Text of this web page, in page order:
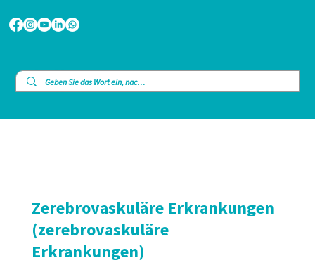
Zerebrovaskuläre Erkrankungen
(zerebrovaskuläre
Erkrankungen)